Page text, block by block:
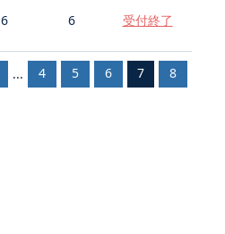
6 6 受付終了
... 4 5 6 7 8